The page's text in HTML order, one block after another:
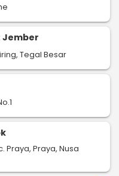
Jember
Tegal Besar
Praya, Praya, Nusa